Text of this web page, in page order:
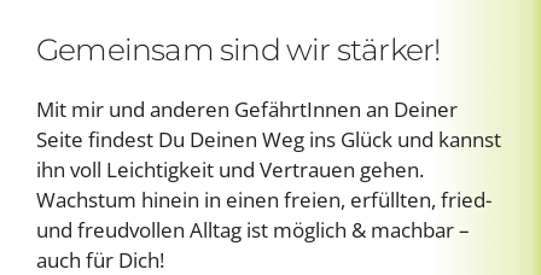
Gemeinsam sind wir stärker!
Mit mir und anderen GefährtInnen an Deiner
Seite findest Du Deinen Weg ins Glück und kannst
ihn voll Leichtigkeit und Vertrauen gehen.
Wachstum hinein in einen freien, erfüllten, fried-
und freudvollen Alltag ist möglich & machbar –
auch für Dich!